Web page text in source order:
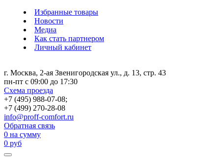
Избранные товары
Новости
Медиа
Как стать партнером
Личный кабинет
г. Москва, 2-ая Звенигородская ул., д. 13, стр. 43
пн-пт с 09:00 до 17:30
Схема проезда
+7 (495) 988-07-08;
+7 (499) 270-28-08
info@proff-comfort.ru
Обратная связь
0 на сумму
0 руб